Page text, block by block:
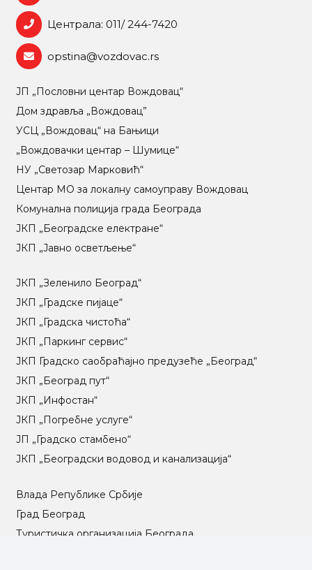
Централа: 011/ 244-7420
opstina@vozdovac.rs
ЈП „Пословни центар Вождовац“
Дом здравља „Вождовац”
УСЦ „Вождовац“ на Бањици
„Вождовачки центар – Шумице“
НУ „Светозар Марковић“
Центар МO за локалну самоуправу Вождовац
Комунална полиција града Београда
ЈКП „Београдске електране“
ЈКП „Јавно осветљење“
ЈКП „Зеленило Београд“
ЈКП „Градске пијаце“
ЈКП „Градска чистоћа“
ЈКП „Паркинг сервис“
ЈКП Градско саобраћајно предузеће „Београд“
ЈКП „Београд пут“
ЈКП „Инфостан“
ЈКП „Погребне услуге“
ЈП „Градско стамбено“
ЈКП „Београдски водовод и канализација“
Влада Републике Србије
Град Београд
Туристичка организација Београда